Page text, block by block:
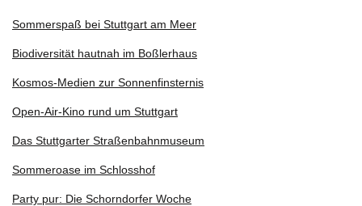
Sommerspaß bei Stuttgart am Meer
Biodiversität hautnah im Boßlerhaus
Kosmos-Medien zur Sonnenfinsternis
Open-Air-Kino rund um Stuttgart
Das Stuttgarter Straßenbahnmuseum
Sommeroase im Schlosshof
Party pur: Die Schorndorfer Woche